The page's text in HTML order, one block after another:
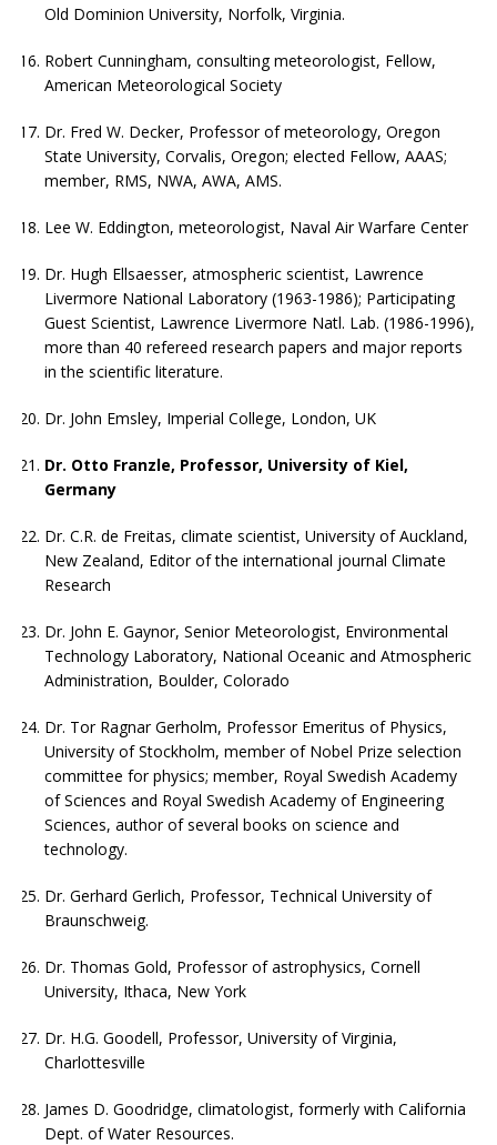
Old Dominion University, Norfolk, Virginia.
Robert Cunningham, consulting meteorologist, Fellow,
American Meteorological Society
Dr. Fred W. Decker, Professor of meteorology, Oregon
State University, Corvalis, Oregon; elected Fellow, AAAS;
member, RMS, NWA, AWA, AMS.
Lee W. Eddington, meteorologist, Naval Air Warfare Center
Dr. Hugh Ellsaesser, atmospheric scientist, Lawrence
Livermore National Laboratory (1963-1986); Participating
Guest Scientist, Lawrence Livermore Natl. Lab. (1986-1996),
more than 40 refereed research papers and major reports
in the scientific literature.
Dr. John Emsley, Imperial College, London, UK
Dr. Otto Franzle, Professor, University of Kiel,
Germany
Dr. C.R. de Freitas, climate scientist, University of Auckland,
New Zealand, Editor of the international journal Climate
Research
Dr. John E. Gaynor, Senior Meteorologist, Environmental
Technology Laboratory, National Oceanic and Atmospheric
Administration, Boulder, Colorado
Dr. Tor Ragnar Gerholm, Professor Emeritus of Physics,
University of Stockholm, member of Nobel Prize selection
committee for physics; member, Royal Swedish Academy
of Sciences and Royal Swedish Academy of Engineering
Sciences, author of several books on science and
technology.
Dr. Gerhard Gerlich, Professor, Technical University of
Braunschweig.
Dr. Thomas Gold, Professor of astrophysics, Cornell
University, Ithaca, New York
Dr. H.G. Goodell, Professor, University of Virginia,
Charlottesville
James D. Goodridge, climatologist, formerly with California
Dept. of Water Resources.